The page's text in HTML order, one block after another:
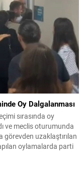
Oy Dalgalanması
sırasında oy
ve meclis oturumunda
uzaklaştırılan
oylamalarda parti
adayı Sibel Tan
arasında